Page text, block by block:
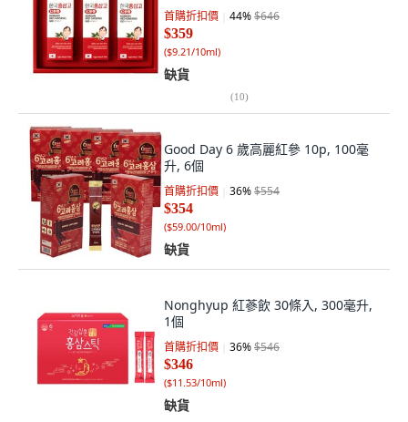
首購折扣價 44%$646
$359
($9.21/10ml)
缺貨
(10)
Good Day 6 歲高麗紅參 10p, 100毫
升, 6個
首購折扣價 36%$554
$354
($59.00/10ml)
缺貨
Nonghyup 紅蔘飲 30條入, 300毫升,
1個
首購折扣價 36%$546
$346
($11.53/10ml)
缺貨